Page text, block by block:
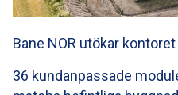
Bane NOR utökar
36 kundanpassade